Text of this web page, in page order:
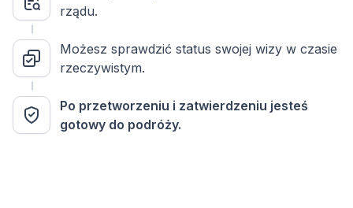
rządu.
Możesz sprawdzić status swojej wizy w czasie
rzeczywistym.
Po przetworzeniu i zatwierdzeniu jesteś
gotowy do podróży.